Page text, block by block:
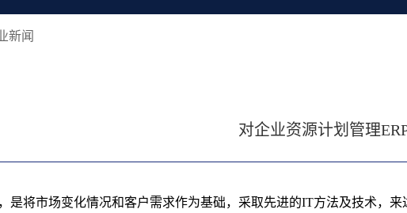
新闻
对企业资源计划管理
是将市场变化情况和客户需求作为基础，采取先进的IT方法及技术，